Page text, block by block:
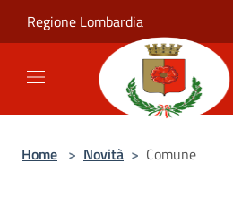
Regione Lombardia
Home > Novità > Comune